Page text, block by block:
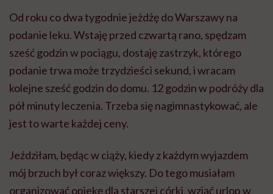
Od roku co dwa tygodnie jeżdżę do Warszawy na
podanie leku. Wstaję przed czwartą rano, spędzam
sześć godzin w pociągu, dostaję zastrzyk, którego
podanie trwa może trzydzieści sekund, i wracam
kolejne sześć godzin do domu. 12 godzin w podróży dla
pół minuty leczenia. Trzeba się nagimnastykować, ale
jest to warte każdej ceny.
Jeździłam, będąc w ciąży, kiedy z każdym wyjazdem
mój brzuch był coraz większy. Do tego musiałam
organizować opiekę dla starszej córki, wziąć urlop w